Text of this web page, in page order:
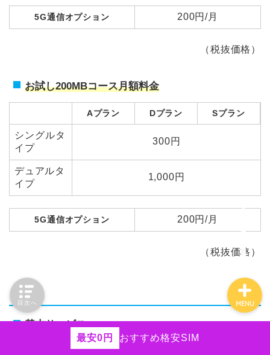
5G通信オプション 200円/月
（税抜価格）
お試し200MBコース月額料金
Aプラン Dプラン Sプラン
シングルタ
イプ
300円
デュアルタ
イプ
1,000円
5G通信オプション 200円/月
（税抜価格）
通話
基本サービス
通話基本サービスは、デュアルタイプ（音声通話+デー
最安0円 おすすめ格安SIM
MENU
nuroモバイル
OCNモバイルONE
エンタメフリー
ネットの役立つ情報
目次へ